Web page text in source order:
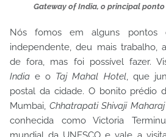
Gateway of India, o principal
Nós fomos em alguns pontos
independente, deu mais trabalho,
de fora, mas foi possível fazer.
Indiae o Taj Mahal Hotel, que
postal da cidade. O bonito prédio
Mumbai, Chhatrapati Shivaji Maharaj
conhecida como Victoria